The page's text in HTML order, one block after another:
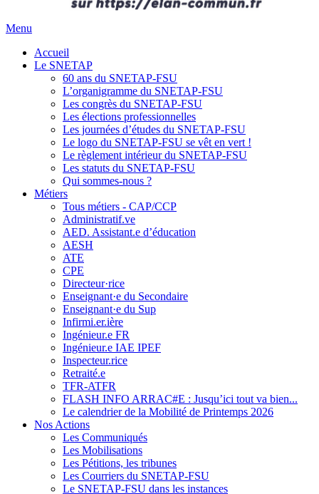
Menu
Accueil
Le SNETAP
60 ans du SNETAP-FSU
L’organigramme du SNETAP-FSU
Les congrès du SNETAP-FSU
Les élections professionnelles
Les journées d’études du SNETAP-FSU
Le logo du SNETAP-FSU se vêt en vert !
Le règlement intérieur du SNETAP-FSU
Les statuts du SNETAP-FSU
Qui sommes-nous ?
Métiers
Tous métiers - CAP/CCP
Administratif.ve
AED. Assistant.e d’éducation
AESH
ATE
CPE
Directeur·rice
Enseignant·e du Secondaire
Enseignant·e du Sup
Infirmi.er.ière
Ingénieur.e FR
Ingénieur.e IAE IPEF
Inspecteur.rice
Retraité.e
TFR-ATFR
FLASH INFO ARRAC#E : Jusqu’ici tout va bien...
Le calendrier de la Mobilité de Printemps 2026
Nos Actions
Les Communiqués
Les Mobilisations
Les Pétitions, les tribunes
Les Courriers du SNETAP-FSU
Le SNETAP-FSU dans les instances